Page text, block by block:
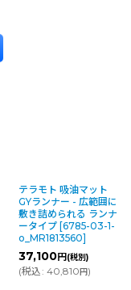
テラモト 吸油マット
GYランナー - 広範囲に
敷き詰められる ランナ
ータイプ [6785-03-1-
o_MR1813560]
37,100円 (税別)
(税込: 40,810円)